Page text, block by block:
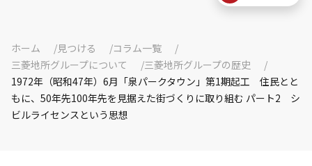
ホーム 見つける
コラム一覧
三菱地所グループについて
三菱地所グループの歴史
1972年（昭和47年）6月「泉パークタウン」第1期起工 住民とと
もに、50年先100年先を見据えた街づくりに取り組む パート2 シ
ビルライセンスという思想